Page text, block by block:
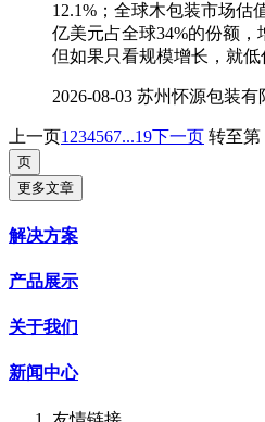
12.1%；全球木包装市场估
亿美元占全球34%的份额，
但如果只看规模增长，就低
2026-08-03 苏州怀源包装有
上一页1 234567...19下一页 转至第
更多文章
解决方案
产品展示
关于我们
新闻中心